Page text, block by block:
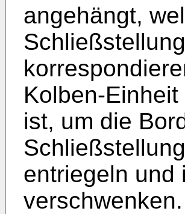
angehängt,
Kolben-
ist, um die
entriegeln und
verschwenken.